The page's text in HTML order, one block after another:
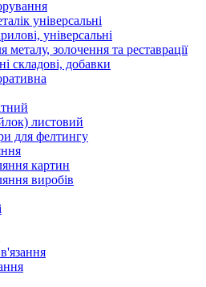
універсальні
універсальні
металу, золочення та реставрації
складові, добавки
листовий
для фелтингу
картин
виробів